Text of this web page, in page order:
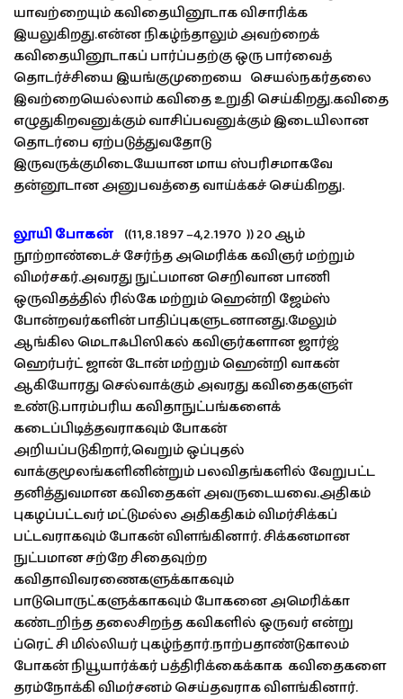
யாவற்றையும் கவிதையினூடாக விசாரிக்க
இயலுகிறது.என்ன நிகழ்ந்தாலும் அவற்றைக்
கவிதையினூடாகப் பார்ப்பதற்கு ஒரு பார்வைத்
தொடர்ச்சியை இயங்குமுறையை செயல்நகர்தலை
இவற்றையெல்லாம் கவிதை உறுதி செய்கிறது.கவிதை
எழுதுகிறவனுக்கும் வாசிப்பவனுக்கும் இடையிலான
தொடர்பை ஏற்படுத்துவதோடு
இருவருக்குமிடையேயான மாய ஸ்பரிசமாகவே
தன்னூடான அனுபவத்தை வாய்க்கச் செய்கிறது.
லூயி போகன்((11,8.1897 –4,2.1970 )) 20 ஆம்
நூற்றாண்டைச் சேர்ந்த அமெரிக்க கவிஞர் மற்றும்
விமர்சகர்.அவரது நுட்பமான செறிவான பாணி
ஒருவிதத்தில் ரில்கே மற்றும் ஹென்றி ஜேம்ஸ்
போன்றவர்களின் பாதிப்புகளுடனானது.மேலும்
ஆங்கில மெடாஃபிஸிகல் கவிஞர்களான ஜார்ஜ்
ஹெர்பர்ட் ஜான் டோன் மற்றும் ஹென்றி வாகன்
ஆகியோரது செல்வாக்கும் அவரது கவிதைகளுள்
உண்டு.பாரம்பரிய கவிதாநுட்பங்களைக்
கடைப்பிடித்தவராகவும் போகன்
அறியப்படுகிறார்,வெறும் ஒப்புதல்
வாக்குமூலங்களினின்றும் பலவிதங்களில் வேறுபட்ட
தனித்துவமான கவிதைகள் அவருடையவை.அதிகம்
புகழப்பட்டவர் மட்டுமல்ல அதிகதிகம் விமர்சிக்கப்
பட்டவராகவும் போகன் விளங்கினார். சிக்கனமான
நுட்பமான சற்றே சிதைவுற்ற
கவிதாவிவரணைகளுக்காகவும்
பாடுபொருட்களுக்காகவும் போகனை அமெரிக்கா
கண்டறிந்த தலைசிறந்த கவிகளில் ஒருவர் என்று
ப்ரெட் சி மில்லியர் புகழ்ந்தார்.நாற்பதாண்டுகாலம்
போகன் நியூயார்க்கர் பத்திரிக்கைக்காக கவிதைகளை
தரம்நோக்கி விமர்சனம் செய்தவராக விளங்கினார்.